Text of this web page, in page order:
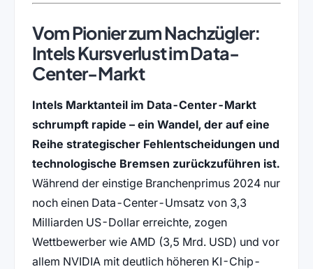
Vom Pionier zum Nachzügler:
Intels Kursverlust im Data-
Center-Markt
Intels Marktanteil im Data-Center-Markt
schrumpft rapide – ein Wandel, der auf eine
Reihe strategischer Fehlentscheidungen und
technologische Bremsen zurückzuführen ist.
Während der einstige Branchenprimus 2024 nur
noch einen Data-Center-Umsatz von 3,3
Milliarden US-Dollar erreichte, zogen
Wettbewerber wie AMD (3,5 Mrd. USD) und vor
allem NVIDIA mit deutlich höheren KI-Chip-